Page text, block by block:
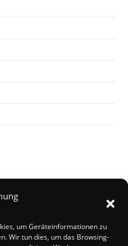
um Geräteinformationen zu
Wir tun dies, um das Browsing-